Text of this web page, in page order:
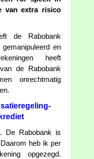
van extra risico
de Rabobank
en
heeft
de Rabobank
onrechtmatig
De Rabobank is
heb ik per
opgezegd.